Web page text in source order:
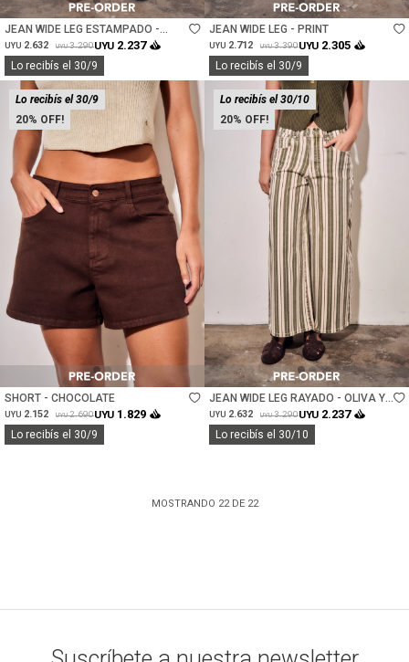
JEAN WIDE LEG ESTAMPADO -
MULTI
UYU 2.632 UYU 3.290UYU 2.237
Lo recibís el 30/9
JEAN WIDE LEG - PRINT
UYU 2.712 UYU 3.390UYU 2.305
Lo recibís el 30/9
20
Lo recibís el 30/9
Talle
SHORT - CHOCOLATE
UYU 2.152 UYU 2.690UYU 1.829
Lo recibís el 30/9
20
Lo recibís el 30/10
Talle
JEAN WIDE LEG RAYADO - OLIVA Y
CREMA
UYU 2.632 UYU 3.290UYU 2.237
Lo recibís el 30/10
MOSTRANDO 22DE 22